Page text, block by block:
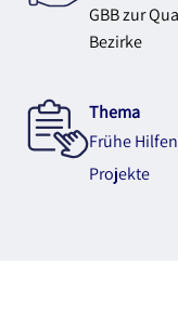
GBB zur
Bezirke
Thema
Frühe Hilfen
Projekte